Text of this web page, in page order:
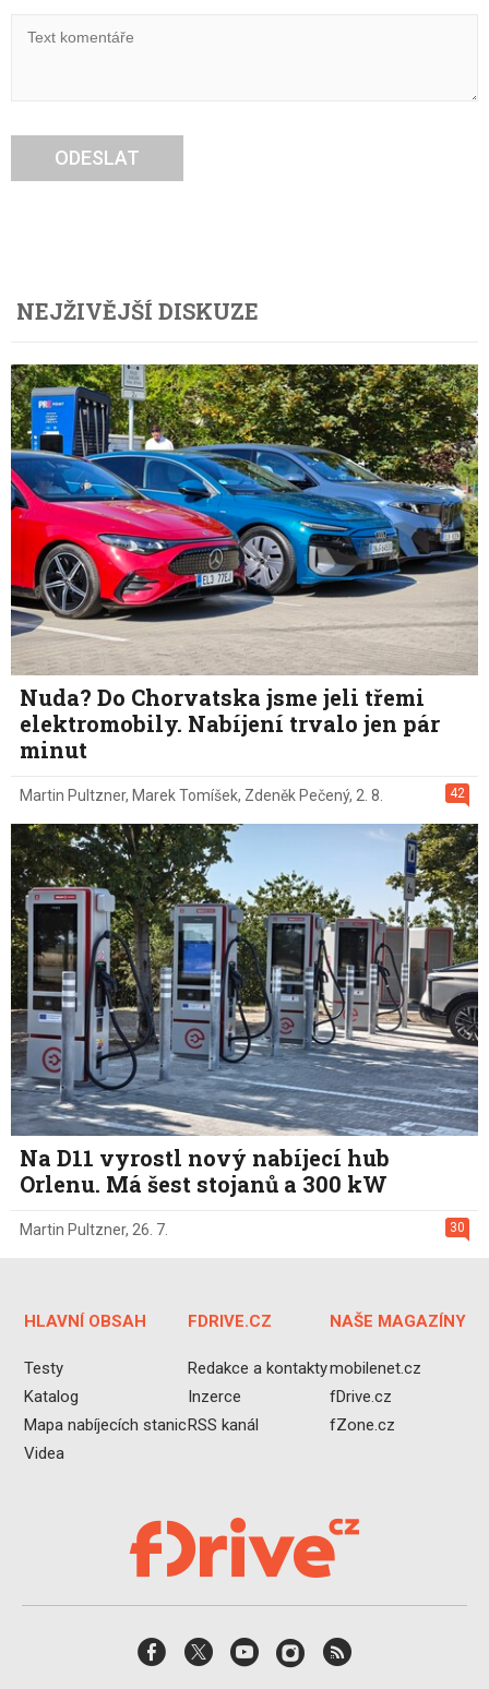
ODESLAT
NEJŽIVĚJŠÍ DISKUZE
Nuda? Do Chorvatska jsme jeli třemi
elektromobily. Nabíjení trvalo jen pár
minut
42
Martin Pultzner, Marek Tomíšek, Zdeněk Pečený, 2. 8.
Na D11 vyrostl nový nabíjecí hub
Orlenu. Má šest stojanů a 300 kW
30
Martin Pultzner, 26. 7.
HLAVNÍ OBSAH
Testy
Katalog
Mapa nabíjecích stanic
Videa
FDRIVE.CZ
Redakce a kontakty
Inzerce
RSS kanál
NAŠE MAGAZÍNY
mobilenet.cz
fDrive.cz
fZone.cz